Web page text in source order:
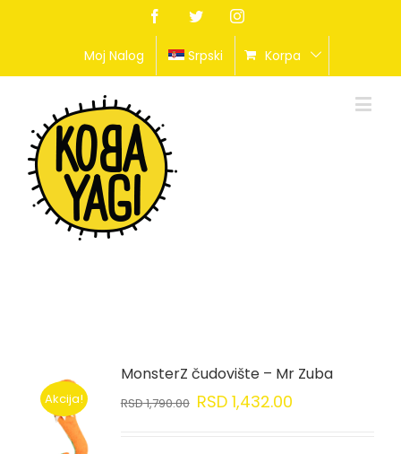
FacebookTwitterInstagram
Moj Nalog Srpski Korpa
Akcija!
MonsterZ čudovište – Mr Zuba
RSD1,790.00 RSD1,432.00